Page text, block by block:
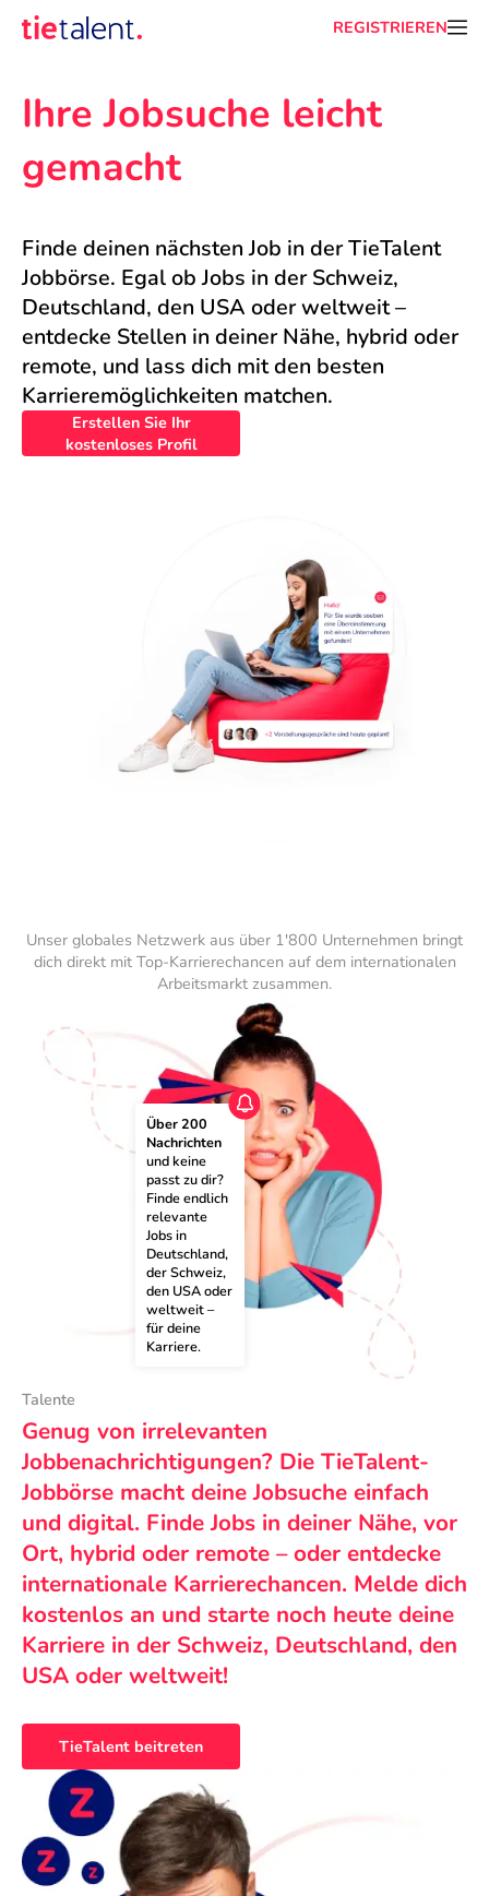
REGISTRIEREN
Ihre Jobsuche leicht
gemacht
Finde deinen nächsten Job in der TieTalent
Jobbörse. Egal ob Jobs in der Schweiz,
Deutschland, den USA oder weltweit –
entdecke Stellen in deiner Nähe, hybrid oder
remote, und lass dich mit den besten
Karrieremöglichkeiten matchen.
Erstellen Sie Ihr
kostenloses Profil
Unser globales Netzwerk aus über 1'800 Unternehmen bringt
dich direkt mit Top-Karrierechancen auf dem internationalen
Arbeitsmarkt zusammen.
Über 200
Nachrichten
und keine
passt zu dir?
Finde endlich
relevante
Jobs in
Deutschland,
der Schweiz,
den USA oder
weltweit –
für deine
Karriere.
Talente
Genug von irrelevanten
Jobbenachrichtigungen? Die TieTalent-
Jobbörse macht deine Jobsuche einfach
und digital. Finde Jobs in deiner Nähe, vor
Ort, hybrid oder remote – oder entdecke
internationale Karrierechancen. Melde dich
kostenlos an und starte noch heute deine
Karriere in der Schweiz, Deutschland, den
USA oder weltweit!
TieTalent beitreten